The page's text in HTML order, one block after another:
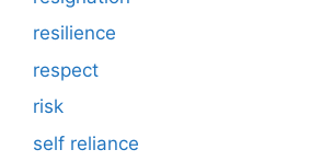
resilience
respect
risk
self reliance